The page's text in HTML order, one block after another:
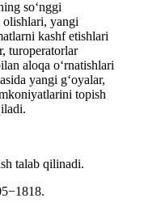
soʻnggi
olishlari, yangi
kashf etishlari
turoperatorlar
aloqa oʻrnatishlari
yangi gʻoyalar,
topish
talab qilinadi.